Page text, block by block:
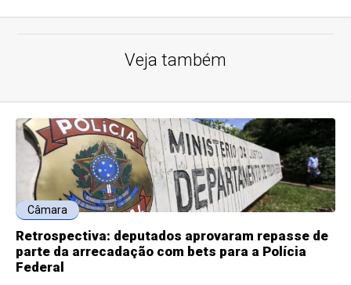
Veja também
Câmara
Retrospectiva: deputados aprovaram repasse de
parte da arrecadação com bets para a Polícia
Federal